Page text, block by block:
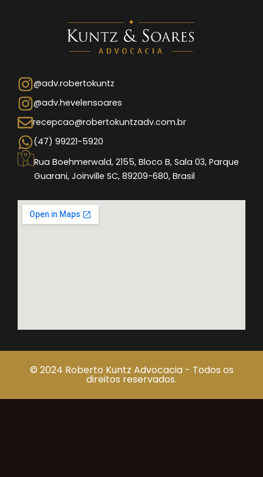
@adv.robertokuntz
@adv.hevelensoares
recepcao@robertokuntzadv.com.br
(47) 99221-5920
Rua Boehmerwald, 2155, Bloco B, Sala 03, Parque
Guarani, Joinville SC, 89209-680, Brasil
© 2024 Roberto Kuntz Advocacia - Todos os
direitos reservados.